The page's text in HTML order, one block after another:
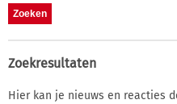
Zoekresultaten
Hier kan je nieuws en reacties